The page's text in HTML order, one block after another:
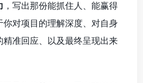
，写出那份能抓住人、能赢得
你对项目的理解深度、对自身
准回应、以及最终呈现出来